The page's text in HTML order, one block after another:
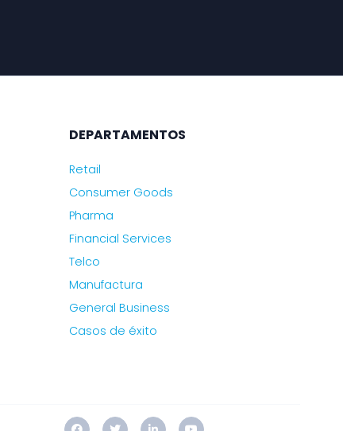
DEPARTAMENTOS
Retail
Consumer Goods
Pharma
Financial Services
Telco
Manufactura
General Business
Casos de éxito